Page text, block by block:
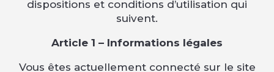
dispositions et conditions d’utilisation qui
suivent.
Article 1 – Informations légales
Vous êtes actuellement connecté sur le site